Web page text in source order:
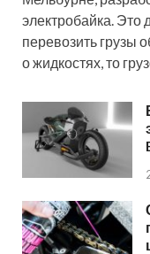
электробайка. Это
перевозить грузы
о жидкостях, то